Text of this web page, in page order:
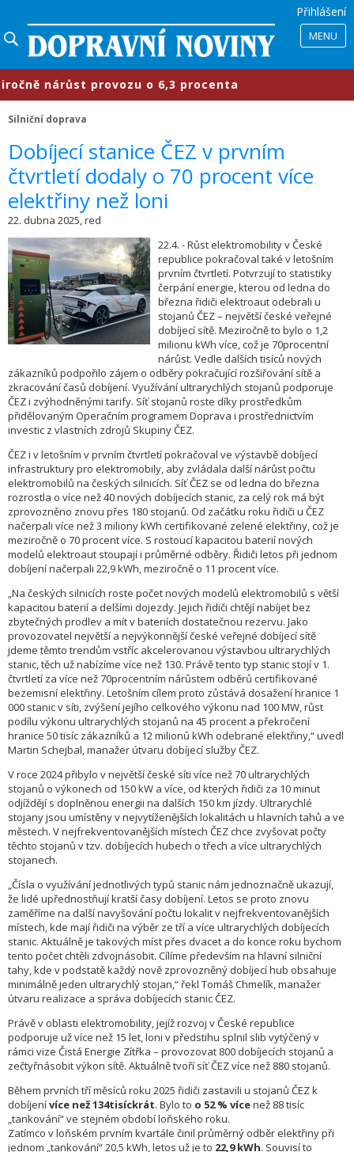
Přihlášení
MENU
provozu o 6,3 procenta
Silniční doprava
​Dobíjecí stanice ČEZ v prvním
čtvrtletí dodaly o 70 procent více
elektřiny než loni
22. dubna 2025, red
22.4. - Růst elektromobility v České
republice pokračoval také v letošním
prvním čtvrtletí. Potvrzují to statistiky
čerpání energie, kterou od ledna do
března řidiči elektroaut odebrali u
stojanů ČEZ – největší české veřejné
dobíjecí sítě. Meziročně to bylo o 1,2
milionu kWh více, což je 70procentní
nárůst. Vedle dalších tisíců nových
zákazníků podpořilo zájem o odběry pokračující rozšiřování sítě a
zkracování časů dobíjení. Využívání ultrarychlých stojanů podporuje
ČEZ i zvýhodněnými tarify. Síť stojanů roste díky prostředkům
přidělovaným Operačním programem Doprava i prostřednictvím
investic z vlastních zdrojů Skupiny ČEZ.
ČEZ i v letošním v prvním čtvrtletí pokračoval ve výstavbě dobíjecí
infrastruktury pro elektromobily, aby zvládala další nárůst počtu
elektromobilů na českých silnicích. Síť ČEZ se od ledna do března
rozrostla o více než 40 nových dobíjecích stanic, za celý rok má být
zprovozněno znovu přes 180 stojanů. Od začátku roku řidiči u ČEZ
načerpali více než 3 miliony kWh certifikované zelené elektřiny, což je
meziročně o 70 procent více. S rostoucí kapacitou baterií nových
modelů elektroaut stoupají i průměrné odběry. Řidiči letos při jednom
dobíjení načerpali 22,9 kWh, meziročně o 11 procent více.
„Na českých silnicích roste počet nových modelů elektromobilů s větší
kapacitou baterií a delšími dojezdy. Jejich řidiči chtějí nabíjet bez
zbytečných prodlev a mít v bateriích dostatečnou rezervu. Jako
provozovatel největší a nejvýkonnější české veřejné dobíjecí sítě
jdeme těmto trendům vstříc akcelerovanou výstavbou ultrarychlých
stanic, těch už nabízíme více než 130. Právě tento typ stanic stojí v 1.
čtvrtletí za více než 70procentním nárůstem odběrů certifikované
bezemisní elektřiny. Letošním cílem proto zůstává dosažení hranice 1
000 stanic v síti, zvýšení jejího celkového výkonu nad 100 MW, růst
podílu výkonu ultrarychlých stojanů na 45 procent a překročení
hranice 50 tisíc zákazníků a 12 milionů kWh odebrané elektřiny,“ uvedl
Martin Schejbal, manažer útvaru dobíjecí služby ČEZ.
V roce 2024 přibylo v největší české síti více než 70 ultrarychlých
stojanů o výkonech od 150 kW a více, od kterých řidiči za 10 minut
odjíždějí s doplněnou energii na dalších 150 km jízdy. Ultrarychlé
stojany jsou umístěny v nejvytíženějších lokalitách u hlavních tahů a ve
městech. V nejfrekventovanějších místech ČEZ chce zvyšovat počty
těchto stojanů v tzv. dobíjecích hubech o třech a více ultrarychlých
stojanech.
„Čísla o využívání jednotlivých typů stanic nám jednoznačně ukazují,
že lidé upřednostňují kratší časy dobíjení. Letos se proto znovu
zaměříme na další navyšování počtu lokalit v nejfrekventovanějších
místech, kde mají řidiči na výběr ze tří a více ultrarychlých dobíjecích
stanic. Aktuálně je takových míst přes dvacet a do konce roku bychom
tento počet chtěli zdvojnásobit. Cílíme především na hlavní silniční
tahy, kde v podstatě každý nově zprovozněný dobíjecí hub obsahuje
minimálně jeden ultrarychlý stojan,“ řekl Tomáš Chmelík, manažer
útvaru realizace a správa dobíjecích stanic ČEZ.
Právě v oblasti elektromobility, jejíž rozvoj v České republice
podporuje už více než 15 let, loni v předstihu splnil slib vytýčený v
rámci vize Čistá Energie Zítřka – provozovat 800 dobíjecích stojanů a
zečtyřnásobit výkon sítě. Aktuálně tvoří síť ČEZ více než 880 stojanů.
Během prvních tří měsíců roku 2025 řidiči zastavili u stojanů ČEZ k
dobíjenívíce než 134tisíckrát. Bylo to o 52 % vícenež 88 tisíc
„tankování“ ve stejném období loňského roku.
Zatímco v loňském prvním kvartále činil průměrný odběr elektřiny při
jednom „tankování“ 20,5 kWh, letos už je to 22,9 kWh. Souvisí to